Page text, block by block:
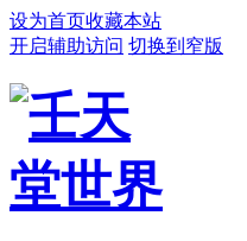
设为首页收藏本站
开启辅助访问 切换到窄版